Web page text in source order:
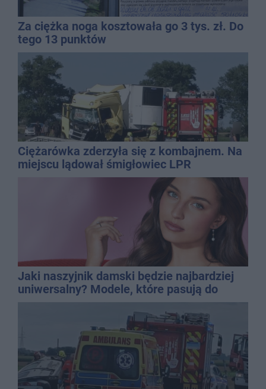
Za ciężka noga kosztowała go 3 tys. zł. Do
tego 13 punktów
Ciężarówka zderzyła się z kombajnem. Na
miejscu lądował śmigłowiec LPR
Jaki naszyjnik damski będzie najbardziej
uniwersalny? Modele, które pasują do
wielu stylizacji